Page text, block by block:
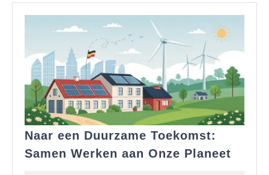
Naar een Duurzame Toekomst:
Samen Werken aan Onze Planeet